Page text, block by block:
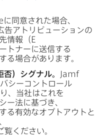
に​同意された​場合、​
告アトリビューションの​
情報​（ E
トナーに​送信する​
る​場合が​あります。
否）​シグナル。
Jamf
シーコントロール​
、​当社は​これを​
ー法に​基づき、​
る​有効な​オプトアウトと​
覧ください。